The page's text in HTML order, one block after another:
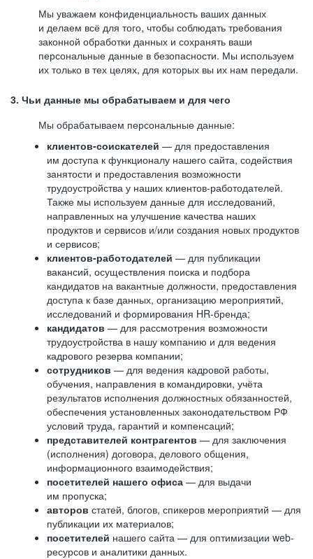
Мы уважаем конфиденциальность ваших данных
и делаем всё для того, чтобы соблюдать требования
законной обработки данных и сохранять ваши
персональные данные в безопасности. Мы используем
их только в тех целях, для которых вы их нам передали.
3. Чьи данные мы обрабатываем и для чего
Мы обрабатываем персональные данные:
клиентов-соискателей — для предоставления
им доступа к функционалу нашего сайта, содействия
занятости и предоставления возможности
трудоустройства у наших клиентов-работодателей.
Также мы используем данные для исследований,
направленных на улучшение качества наших
продуктов и сервисов и/или создания новых продуктов
и сервисов;
клиентов-работодателей — для публикации
вакансий, осуществления поиска и подбора
кандидатов на вакантные должности, предоставления
доступа к базе данных, организацию мероприятий,
исследований и формирования HR-бренда;
кандидатов — для рассмотрения возможности
трудоустройства в нашу компанию и для ведения
кадрового резерва компании;
сотрудников — для ведения кадровой работы,
обучения, направления в командировки, учёта
результатов исполнения должностных обязанностей,
обеспечения установленных законодательством РФ
условий труда, гарантий и компенсаций;
представителей контрагентов — для заключения
(исполнения) договора, делового общения,
информационного взаимодействия;
посетителей нашего офиса — для выдачи
им пропуска;
авторов статей, блогов, спикеров мероприятий — для
публикации их материалов;
посетителей нашего сайта — для оптимизации web-
ресурсов и аналитики данных.